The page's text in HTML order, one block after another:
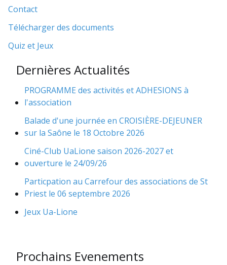
Contact
Télécharger des documents
Quiz et Jeux
Dernières Actualités
PROGRAMME des activités et ADHESIONS à
l'association
Balade d'une journée en CROISIÈRE-DEJEUNER
sur la Saône le 18 Octobre 2026
Ciné-Club UaLione saison 2026-2027 et
ouverture le 24/09/26
Particpation au Carrefour des associations de St
Priest le 06 septembre 2026
Jeux Ua-Lione
Prochains Evenements